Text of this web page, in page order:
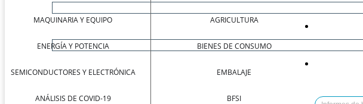
MAQUINARIA Y EQUIPO
ENERGÍA Y POTENCIA
SEMICONDUCTORES Y ELECTRÓNICA
ANÁLISIS DE COVID-19
AGRICULTURA
BIENES DE CONSUMO
EMBALAJE
BFSI